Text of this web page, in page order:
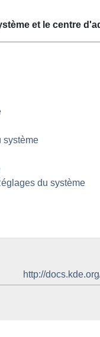
et le centre
système
du système
http://